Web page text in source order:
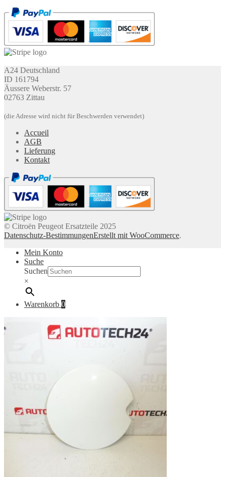
A24 Deutschland
ID 161794
Äussere Weberstr. 57
02763 Zittau
(die Adresse wird nicht für Beschwerden verwendet)
Accueil
AGB
Lieferung
Kontakt
© Citroën Peugeot Ersatzteile 2025
Datenschutz-BestimmungenErstellt mit WooCommerce.
Mein Konto
Suche
Suchen
×
Warenkorb 0